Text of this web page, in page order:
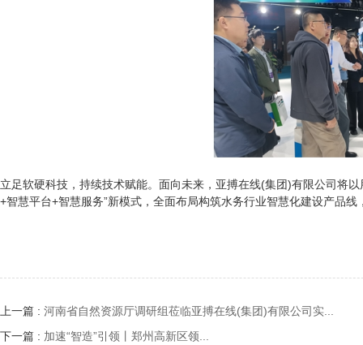
立足软硬科技，持续技术赋能。面向未来，亚搏在线(集团)有限公司将
+智慧平台+智慧服务”新模式，全面布局构筑水务行业智慧化建设产品
上一篇 : 河南省自然资源厅调研组莅临亚搏在线(集团)有限公司实...
下一篇 : 加速“智造”引领丨郑州高新区领...